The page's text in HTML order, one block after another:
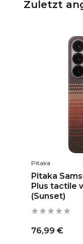
Zuletzt
Pitaka
Pitaka
Plus tactile
(Sunset)
76,99 €